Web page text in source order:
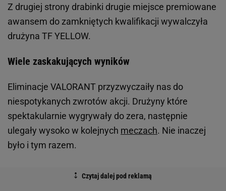
Z drugiej strony drabinki drugie miejsce premiowane
awansem do zamkniętych kwalifikacji wywalczyła
drużyna TF YELLOW.
Wiele zaskakujących wyników
Eliminacje VALORANT przyzwyczaiły nas do
niespotykanych zwrotów akcji. Drużyny które
spektakularnie wygrywały do zera, następnie
ulegały wysoko w kolejnych meczach. Nie inaczej
było i tym razem.